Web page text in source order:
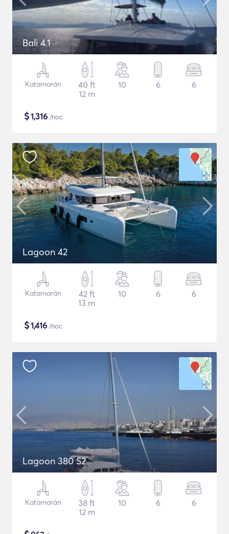
Bali 4.1
Katamarán
40 ft
12 m
10 6 6
$1,316 /noc
Lagoon 42
Katamarán
42 ft
13 m
10 6 6
$1,416 /noc
Lagoon 380 S2
Katamarán
38 ft
12 m
10 6 6